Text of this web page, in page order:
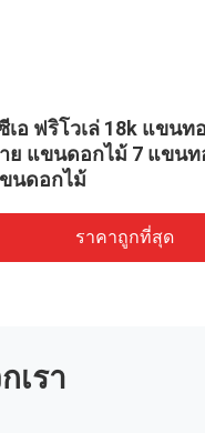
เอ ฟริโวเล่ 18k แขนท
ย แขนดอกไม้ 7 แขนท
นดอกไม้
ราคาถูกที่สุด
เรา